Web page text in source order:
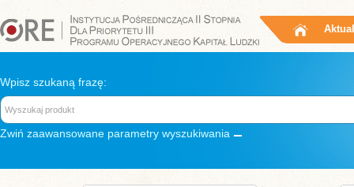
Wpisz szukaną frazę:
Zwiń zaawansowane parametry wyszukiwania